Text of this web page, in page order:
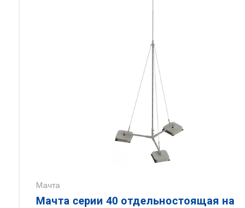
Мачта
Мачта серии 40 отдельностоящая на